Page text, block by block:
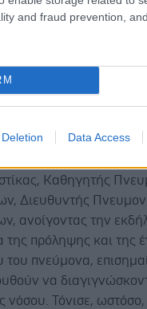
and fraud prevention,
Data Access
Σπύρος Δερδεμέζης,
Νοσοκομείου
Νοσοκομείου
Ασθενών με
Ελλάδας,
Καθηγητής
Διευθυντής
ανοίγοντας την
πρόληψης και της
πνεύμονα,
να
Τόνισε, ωστόσο,